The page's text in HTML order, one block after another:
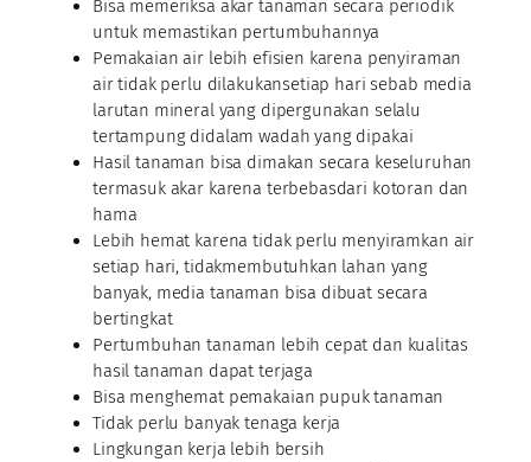
Bisa memeriksa akar tanaman secara periodik
untuk memastikan pertumbuhannya
Pemakaian air lebih efisien karena penyiraman
air tidak perlu dilakukansetiap hari sebab media
larutan mineral yang dipergunakan selalu
tertampung didalam wadah yang dipakai
Hasil tanaman bisa dimakan secara keseluruhan
termasuk akar karena terbebasdari kotoran dan
hama
Lebih hemat karena tidak perlu menyiramkan air
setiap hari, tidakmembutuhkan lahan yang
banyak, media tanaman bisa dibuat secara
bertingkat
Pertumbuhan tanaman lebih cepat dan kualitas
hasil tanaman dapat terjaga
Bisa menghemat pemakaian pupuk tanaman
Tidak perlu banyak tenaga kerja
Lingkungan kerja lebih bersih